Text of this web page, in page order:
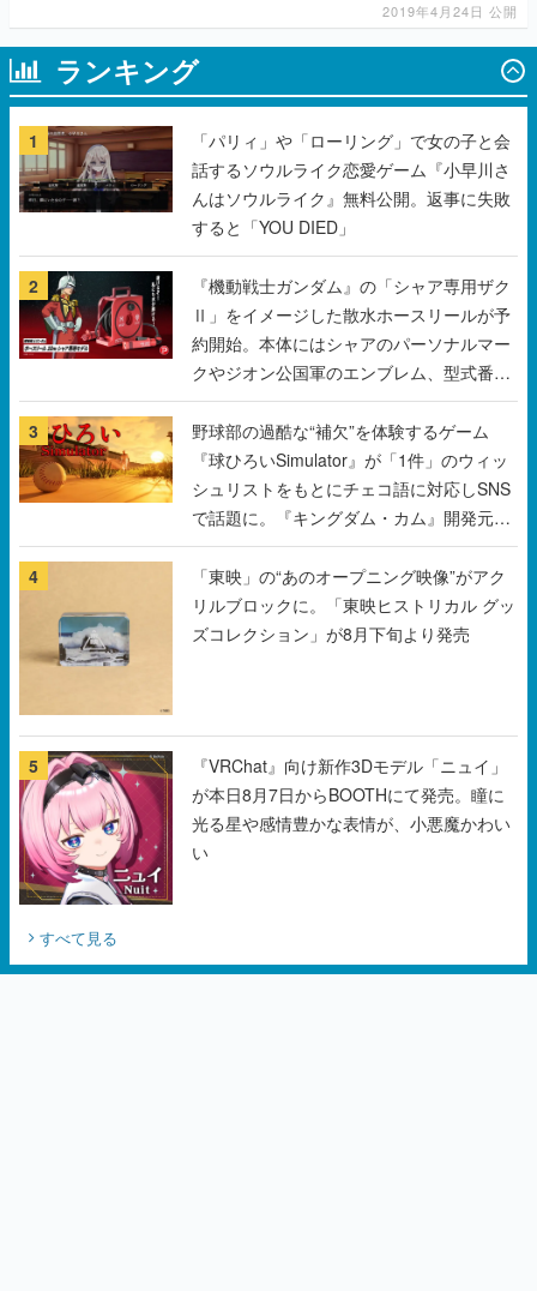
2019年4月24日 公開
ランキング
1
「パリィ」や「ローリング」で女の子と会
話するソウルライク恋愛ゲーム『小早川さ
んはソウルライク』無料公開。返事に失敗
すると「YOU DIED」
2
『機動戦士ガンダム』の「シャア専用ザク
Ⅱ」をイメージした散水ホースリールが予
約開始。本体にはシャアのパーソナルマー
クやジオン公国軍のエンブレム、型式番号
などを配置
3
野球部の過酷な“補欠”を体験するゲーム
『球ひろいSimulator』が「1件」のウィッ
シュリストをもとにチェコ語に対応しSNS
で話題に。『キングダム・カム』開発元や
チェコのプロ野球選手から称賛の声
4
「東映」の“あのオープニング映像”がアク
リルブロックに。「東映ヒストリカル グッ
ズコレクション」が8月下旬より発売
5
『VRChat』向け新作3Dモデル「ニュイ」
が本日8月7日からBOOTHにて発売。瞳に
光る星や感情豊かな表情が、小悪魔かわい
い
すべて見る